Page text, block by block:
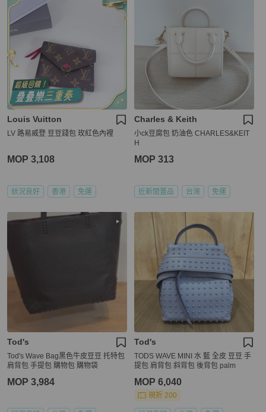
Louis Vuitton
LV 路易威登 豆豆錢包 玫紅色內裡
MOP 3,108
狀況良好 香港 免運
Charles & Keith
小ck豆腐包 奶油色 CHARLES&KEIT
H
MOP 313
近新閒置品 台灣 免運
Tod's
Tod's Wave Bag黑色牛皮豆豆 托特包
肩背包 手提包 購物包 購物袋
MOP 3,984
Tod's
TODS WAVE MINI 水 藍 全皮 豆豆 手
提包 肩背包 斜背包 後背包 palm
MOP 6,040
現折 200